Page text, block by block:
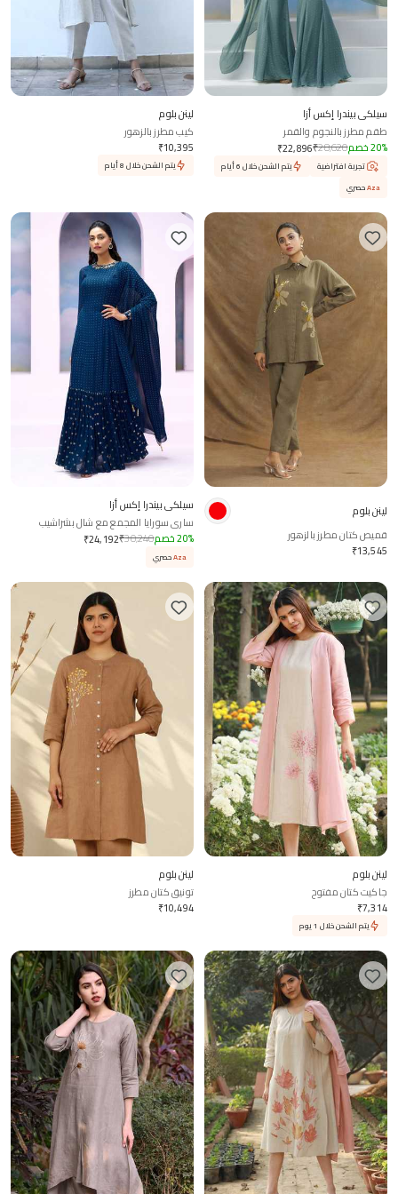
سيلكي بيندرا إكس أزا
طقم مطرز بالنجوم والقمر
₹22,896₹28,620 20% خصم
تجربة افتراضية
يتم الشحن خلال 6 أيام
Azaحصري
لينن بلوم
كيب مطرز بالزهور
₹10,395
يتم الشحن خلال 8 أيام
لينن بلوم
قميص كتان مطرز بالزهور
₹13,545
سيلكي بيندرا إكس أزا
ساري سورايا المجمع مع شال بشراشيب
₹24,192₹30,240 20% خصم
Azaحصري
لينن بلوم
جاكيت كتان مفتوح
₹7,314
يتم الشحن خلال 1 يوم
لينن بلوم
تونيق كتان مطرز
₹10,494